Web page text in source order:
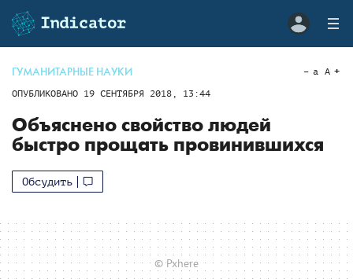
ГУМАНИТАРНЫЕ НАУКИ
ОПУБЛИКОВАНО 19 СЕНТЯБРЯ 2018, 13:44
a A
Объяснено свойство людей
быстро прощать провинившихся
Обсудить
© Pxhere